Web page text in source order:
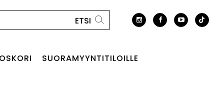
SUORAMYYNTITILOILLE